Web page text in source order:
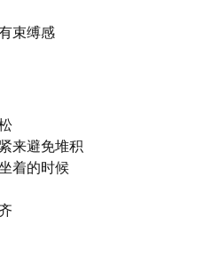
束缚感
来避免堆积
着的时候